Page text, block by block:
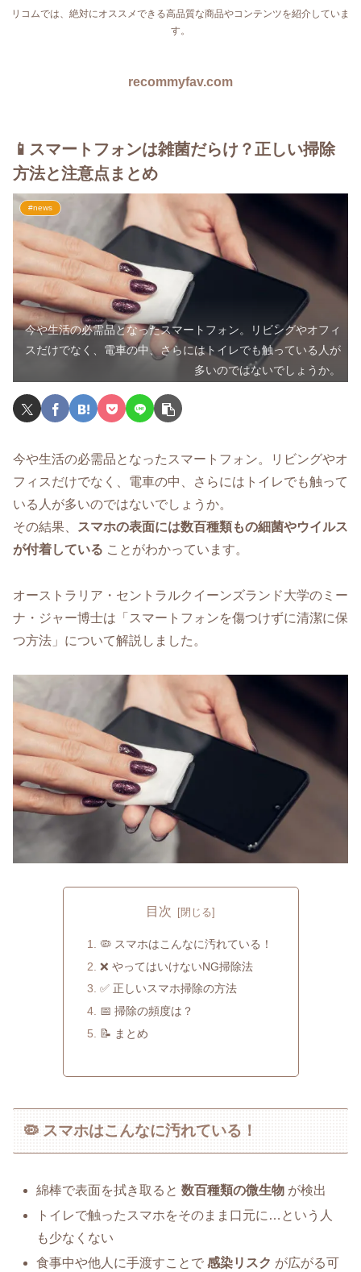
リコムでは、絶対にオススメできる高品質な商品やコンテンツを紹介していま
す。
recommyfav.com
📱スマートフォンは雑菌だらけ？正しい掃除
方法と注意点まとめ
#news
今や生活の必需品となったスマートフォン。リビングやオフィ
スだけでなく、電車の中、さらにはトイレでも触っている人が
多いのではないでしょうか。
今や生活の必需品となったスマートフォン。リビングやオ
フィスだけでなく、電車の中、さらにはトイレでも触って
いる人が多いのではないでしょうか。
その結果、
スマホの表面には数百種類もの細菌やウイルス
が付着している ことがわかっています。
オーストラリア・セントラルクイーンズランド大学のミー
ナ・ジャー博士は「スマートフォンを傷つけずに清潔に保
つ方法」について解説しました。
目次
🦠 スマホはこんなに汚れている！
❌ やってはいけないNG掃除法
✅ 正しいスマホ掃除の方法
📅 掃除の頻度は？
📝 まとめ
🦠 スマホはこんなに汚れている！
綿棒で表面を拭き取ると数百種類の微生物 が検出
トイレで触ったスマホをそのまま口元に…という人
も少なくない
食事中や他人に手渡すことで感染リスク が広がる可